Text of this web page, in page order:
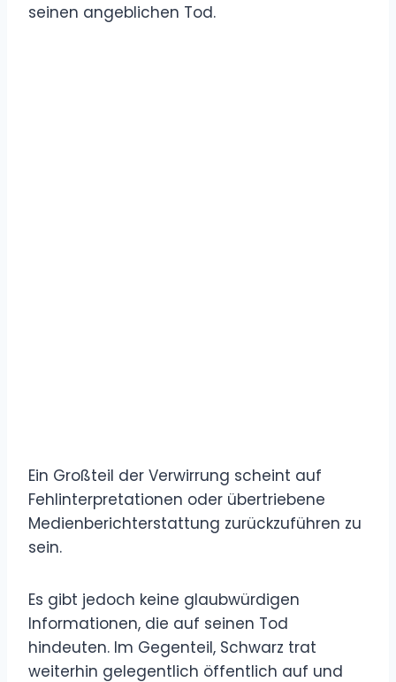
seinen angeblichen Tod.
Ein Großteil der Verwirrung scheint auf
Fehlinterpretationen oder übertriebene
Medienberichterstattung zurückzuführen zu
sein.
Es gibt jedoch keine glaubwürdigen
Informationen, die auf seinen Tod
hindeuten. Im Gegenteil, Schwarz trat
weiterhin gelegentlich öffentlich auf und